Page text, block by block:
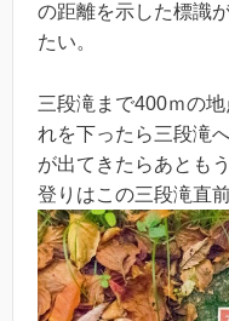
の距離を示した標識
たい。
三段滝まで400ｍの
れを下ったら三段滝
が出てきたらあとも
登りはこの三段滝直